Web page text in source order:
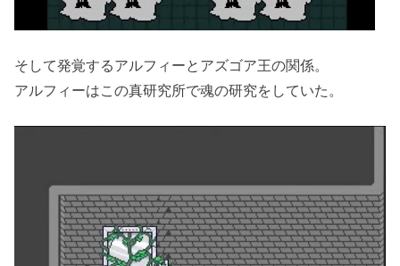
そして発覚するアルフィーとアズゴア王の関係。
アルフィーはこの真研究所で魂の研究をしていた。